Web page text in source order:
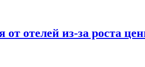
отелей из-за роста